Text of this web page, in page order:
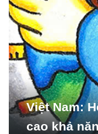
Việt Nam:
cao khả